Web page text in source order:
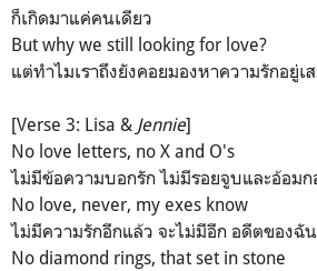
ก็เกิดมาแค่คนเดียว
But why we still looking for love?
แต่ทำไมเราถึงยังคอยมองหาความรักอยู่เ
[Verse 3: Lisa & Jennie]
No love letters, no X and O's
ไม่มีข้อความบอกรัก ไม่มีรอยจูบและอ้อม
No love, never, my exes know
ไม่มีความรักอีกแล้ว จะไม่มีอีก อดีตของฉั
No diamond rings, that set in stone